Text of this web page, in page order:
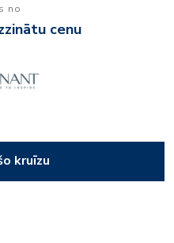
no
cenu
kruīzu